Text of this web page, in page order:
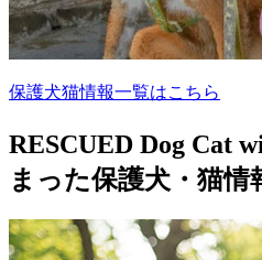
保護犬猫情報一覧はこちら
RESCUED Dog Cat
まった保護犬・猫情